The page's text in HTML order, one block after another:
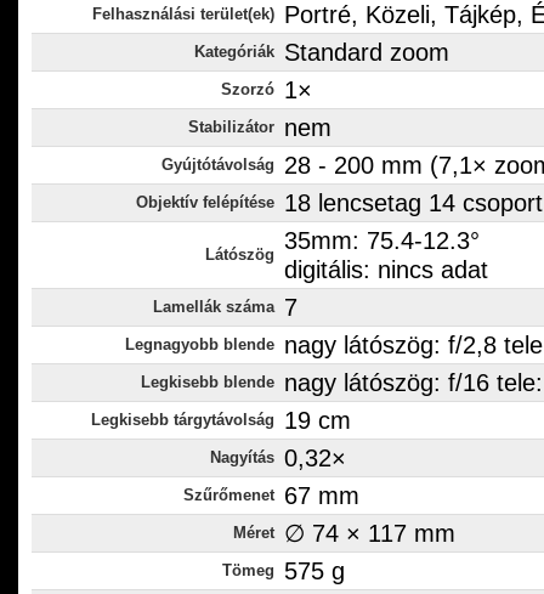
Felhasználási terület(ek) Portré, Közeli, Tájkép,
Kategóriák Standard zoom
Szorzó 1×
Stabilizátor nem
Gyújtótávolság 28 - 200 mm (7,1×
Objektív felépítése 18 lencsetag 14
Látószög
35mm: 75.4-12.3°
digitális: nincs adat
Lamellák száma 7
Legnagyobb blende nagy látószög: f/2,8
Legkisebb blende nagy látószög: f/16
Legkisebb tárgytávolság 19 cm
Nagyítás 0,32×
Szűrőmenet 67 mm
Méret ∅ 74 × 117 mm
Tömeg 575 g